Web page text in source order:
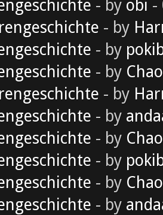
- by obi -
- by
- by
- by
- by
- by
- by
- by
- by
- by